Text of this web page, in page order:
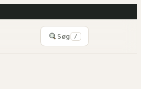
Søg /